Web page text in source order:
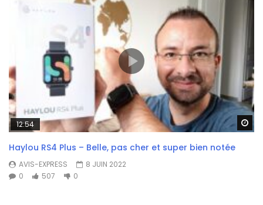
12:54
Haylou RS4 Plus – Belle, pas cher et super bien notée
AVIS-EXPRESS
8 JUIN 2022
0
507 0